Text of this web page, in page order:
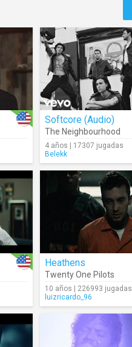
Softcore (Audio)
The Neighbourhood
4 años | 17307 jugadas
Belekk
Heathens
Twenty One Pilots
10 años | 226993 jugadas
luizricardo_96